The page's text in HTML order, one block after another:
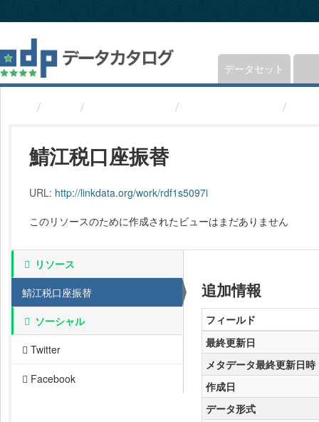
キ
プ
し
て
データセット
鯖江税口座振替
URL: http://linkdata.org/work/rdf1s5097i
このリソースのために作成されたビューはまだありません
リソース
鯖江税口座振替
ソーシャル
Twitter
Facebook
追加情報
フィールド
最終更新日
メタデータ最終更新日時
作成日
データ形式